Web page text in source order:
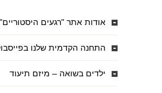
אודות אתר "רגעים היסטוריים"
התחנה הקדמית שלנו
ילדים בשואה – מיזם תיעוד